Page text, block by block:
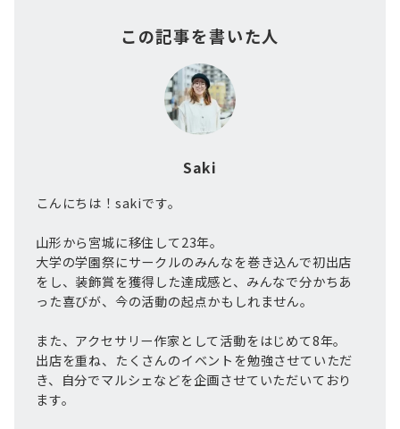
この記事を書いた人
Saki
こんにちは！sakiです。
山形から宮城に移住して23年。
大学の学園祭にサークルのみんなを巻き込んで初出店
をし、装飾賞を獲得した達成感と、みんなで分かちあ
った喜びが、今の活動の起点かもしれません。
また、アクセサリー作家として活動をはじめて8年。
出店を重ね、たくさんのイベントを勉強させていただ
き、自分でマルシェなどを企画させていただいており
ます。